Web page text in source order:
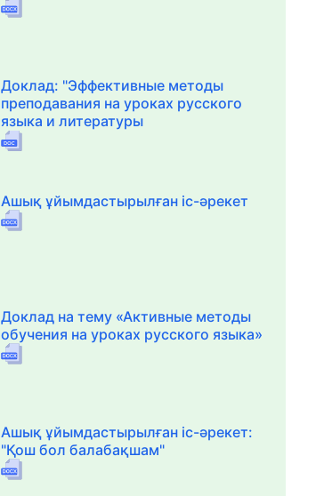
Доклад: "Эффективные методы
преподавания на уроках русского
языка и литературы
Ашық ұйымдастырылған іс-әрекет
Доклад на тему «Активные методы
обучения на уроках русского языка»
Ашық ұйымдастырылған іс-әрекет:
"Қош бол балабақшам"